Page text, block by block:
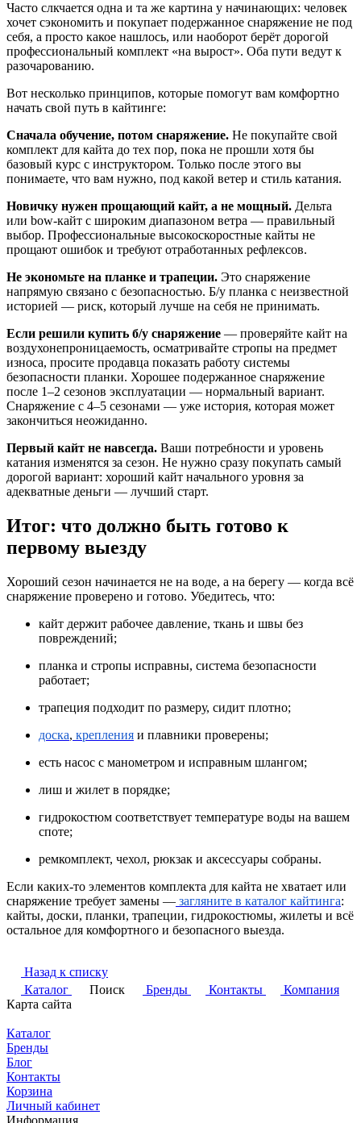
Часто слкчается одна и та же картина у начинающих: человек
хочет сэкономить и покупает подержанное снаряжение не под
себя, а просто какое нашлось, или наоборот берёт дорогой
профессиональный комплект «на вырост». Оба пути ведут к
разочарованию.
Вот несколько принципов, которые помогут вам комфортно
начать свой путь в кайтинге:
Сначала обучение, потом снаряжение. Не покупайте свой
комплект для кайта до тех пор, пока не прошли хотя бы
базовый курс с инструктором. Только после этого вы
понимаете, что вам нужно, под какой ветер и стиль катания.
Новичку нужен прощающий кайт, а не мощный. Дельта
или bow-кайт с широким диапазоном ветра — правильный
выбор. Профессиональные высокоскоростные кайты не
прощают ошибок и требуют отработанных рефлексов.
Не экономьте на планке и трапеции. Это снаряжение
напрямую связано с безопасностью. Б/у планка с неизвестной
историей — риск, который лучше на себя не принимать.
Если решили купить б/у снаряжение — проверяйте кайт на
воздухонепроницаемость, осматривайте стропы на предмет
износа, просите продавца показать работу системы
безопасности планки. Хорошее подержанное снаряжение
после 1–2 сезонов эксплуатации — нормальный вариант.
Снаряжение с 4–5 сезонами — уже история, которая может
закончиться неожиданно.
Первый кайт не навсегда. Ваши потребности и уровень
катания изменятся за сезон. Не нужно сразу покупать самый
дорогой вариант: хороший кайт начального уровня за
адекватные деньги — лучший старт.
Итог: что должно быть готово к
первому выезду
Хороший сезон начинается не на воде, а на берегу — когда всё
снаряжение проверено и готово. Убедитесь, что:
кайт держит рабочее давление, ткань и швы без
повреждений;
планка и стропы исправны, система безопасности
работает;
трапеция подходит по размеру, сидит плотно;
доска, крепления и плавники проверены;
есть насос с манометром и исправным шлангом;
лиш и жилет в порядке;
гидрокостюм соответствует температуре воды на вашем
споте;
ремкомплект, чехол, рюкзак и аксессуары собраны.
Если каких-то элементов комплекта для кайта не хватает или
снаряжение требует замены — загляните в каталог кайтинга:
кайты, доски, планки, трапеции, гидрокостюмы, жилеты и всё
остальное для комфортного и безопасного выезда.
Назад к списку
Каталог
Поиск Бренды Контакты
Компания
Карта сайта
Каталог
Бренды
Блог
Контакты
Корзина
Личный кабинет
Информация